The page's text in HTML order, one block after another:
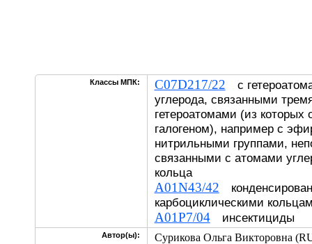
Классы МПК: C07D217/22 с
углерода, связанными
гетероатомами (из
галогеном), например с
нитрильными группами,
связанными с атомами
кольца
A01N43/42
карбоциклическими
A01P7/04инсектициды
Автор(ы):
Сурикова Ольга Викторовна